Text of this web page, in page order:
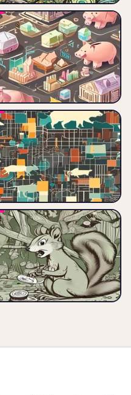
Nvidia Aktienanalyse 2026:
Quartalszahlen, Blackwell &
Rubin-Chips, Konkurrenz AMD,
Bewertung KGV 35-40. Lohnt
sich
Apple Aktienanalyse 2026:
Kurs, KI-Strategie, iPhone-
Verkäufe, Services-Wachstum
und Vision Pro – ist der Tech-
Gigant no
SAP Aktienanalyse 2025 – Ist
der DAX-Riese noch
kaufenswert? SAP ist aktuell
der absolute Laufstiefel im DAX.
Wer die T